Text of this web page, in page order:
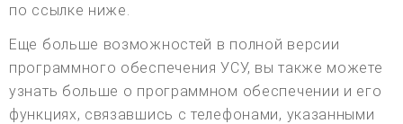
по ссылке ниже.
Еще больше возможностей в полной версии
программного обеспечения УСУ, вы также можете
узнать больше о программном обеспечении и его
функциях, связавшись с телефонами, указанными